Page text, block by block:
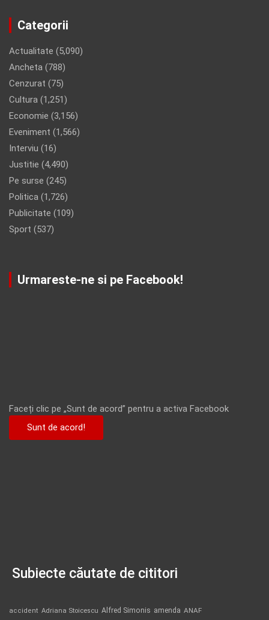
Categorii
Actualitate (5,090)
Ancheta (788)
Cenzurat (75)
Cultura (1,251)
Economie (3,156)
Eveniment (1,566)
Interviu (16)
Justitie (4,490)
Pe surse (245)
Politica (1,726)
Publicitate (109)
Sport (537)
Urmareste-ne si pe Facebook!
Faceți clic pe „Sunt de acord” pentru a activa Facebook
Sunt de acord!
Subiecte căutate de cititori
accident Adriana Stoicescu Alfred Simonis amenda ANAF